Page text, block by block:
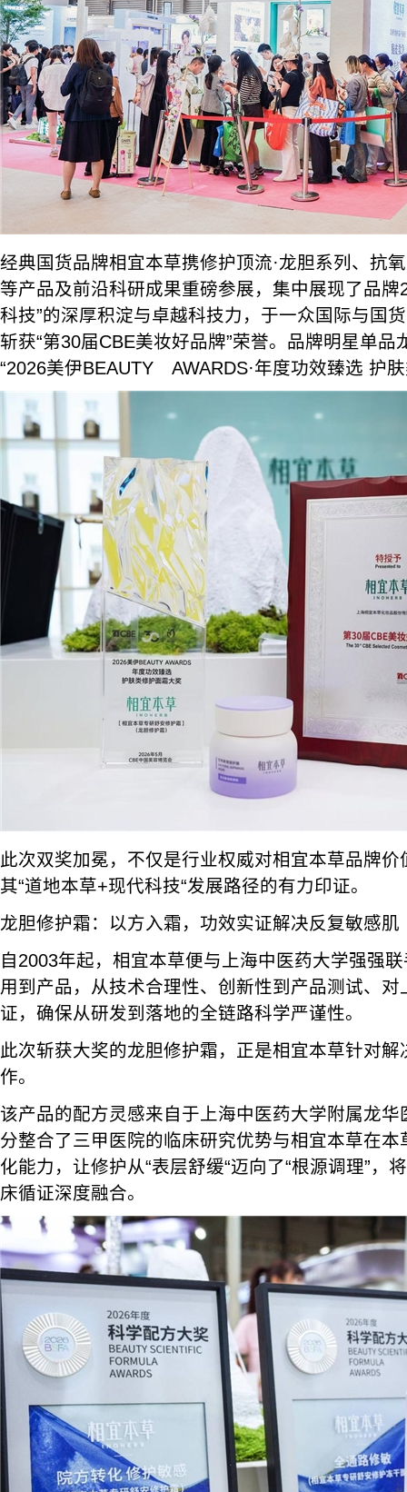
经典国货品牌相宜本草携修护顶流·龙胆系列、抗
等产品及前沿科研成果重磅参展，集中展现了品牌
科技”的深厚积淀与卓越科技力，于一众国际与国
斩获“第30届CBE美妆好品牌”荣誉。品牌明星单品
“2026美伊BEAUTY AWARDS·年度功效臻选 护
此次双奖加冕，不仅是行业权威对相宜本草品牌
其“道地本草+现代科技“发展路径的有力印证。
龙胆修护霜：以方入霜，功效实证解决反复敏感肌
自2003年起，相宜本草便与上海中医药大学强强
用到产品，从技术合理性、创新性到产品测试、
证，确保从研发到落地的全链路科学严谨性。
此次斩获大奖的龙胆修护霜，正是相宜本草针对
作。
该产品的配方灵感来自于上海中医药大学附属龙
分整合了三甲医院的临床研究优势与相宜本草在
化能力，让修护从“表层舒缓“迈向了“根源调理”，
床循证深度融合。